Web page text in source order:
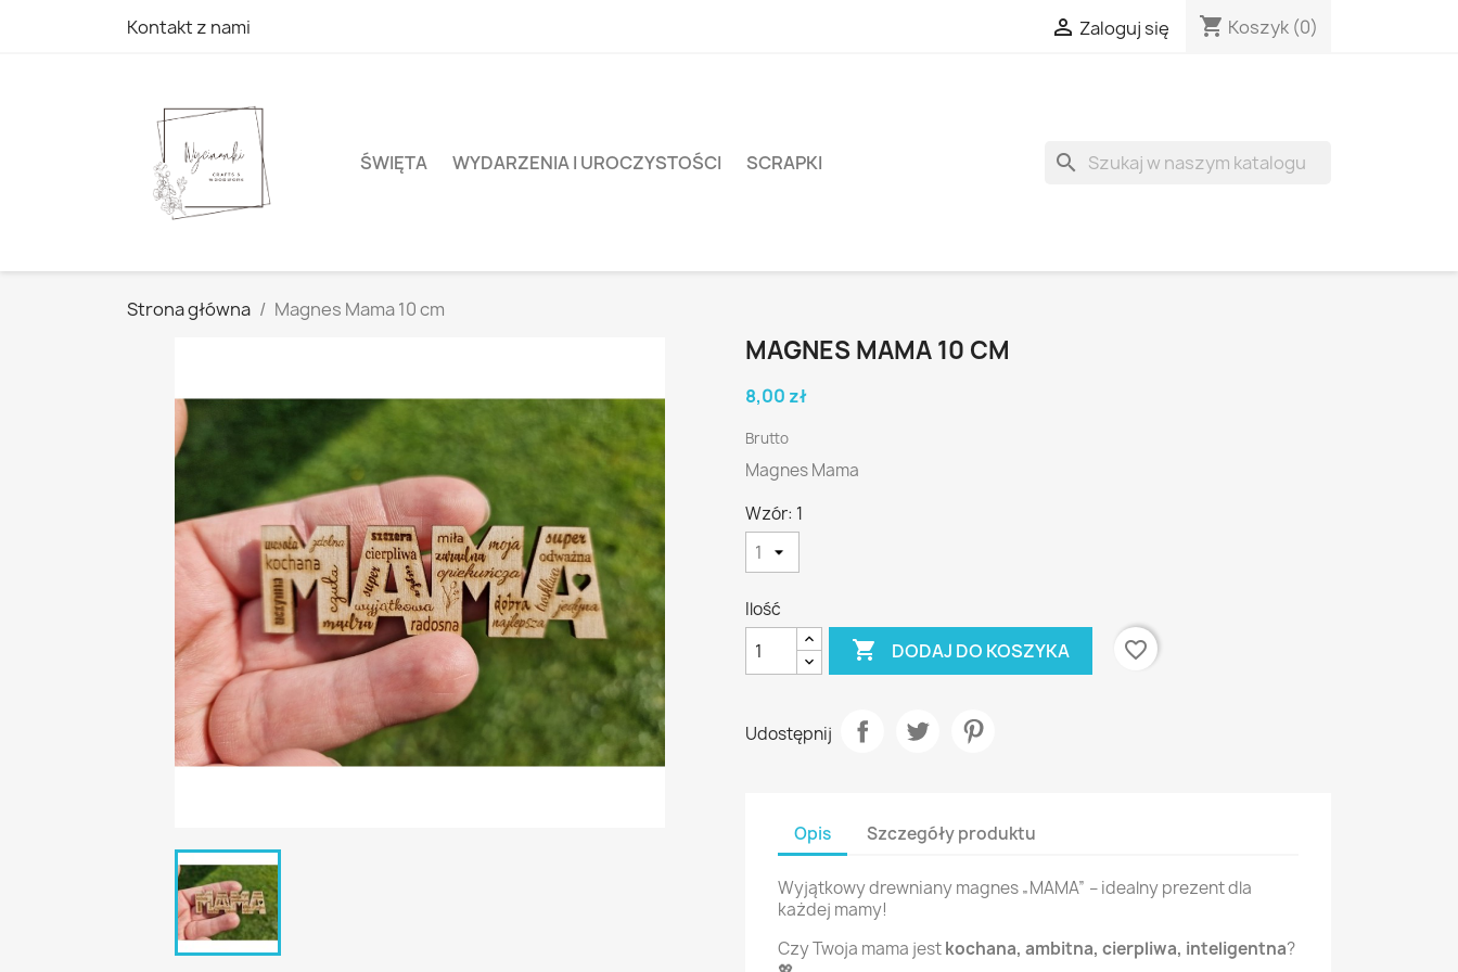
Kontakt z nami  Zaloguj się shopping_cart Koszyk (0)
ŚWIĘTA WYDARZENIA I UROCZYSTOŚCI SCRAPKI search
Strona główna Magnes Mama 10 cm
MAGNES MAMA 10 CM
8,00 zł
Brutto
Magnes Mama
Wzór: 1
Ilość
 DODAJ DO KOSZYKA favorite_border
Udostępnij
Opis Szczegóły produktu
Wyjątkowy drewniany magnes „MAMA” – idealny prezent dla
każdej mamy!
Czy Twoja mama jestkochana, ambitna, cierpliwa, inteligentna?